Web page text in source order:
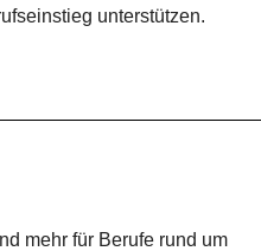
unterstützen.
mehr für Berufe rund um